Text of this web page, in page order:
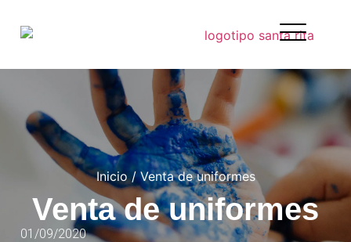
Inicio/Venta de uniformes
Venta de uniformes
01/09/2020